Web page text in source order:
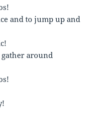
and to jump up and
around